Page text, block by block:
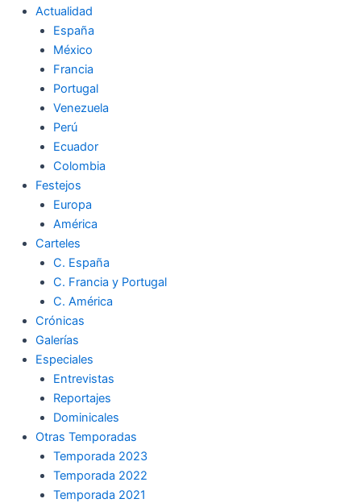
Actualidad
España
México
Francia
Portugal
Venezuela
Perú
Ecuador
Colombia
Festejos
Europa
América
Carteles
C. España
C. Francia y Portugal
C. América
Crónicas
Galerías
Especiales
Entrevistas
Reportajes
Dominicales
Otras Temporadas
Temporada 2023
Temporada 2022
Temporada 2021